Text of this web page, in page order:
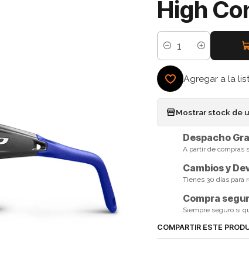
High
Cantidad
Agregar a la
Mostrar stock de
Despacho
A partir de compras
Cambios y
Tienes 30 días para
Compra
Siempre seguro si
COMPARTIR ESTE